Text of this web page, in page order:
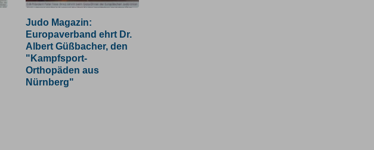
Link
zum
Bild
Magazin:
Europaverband
ehrt
Judo Magazin:
Europaverband ehrt Dr.
Albert Güßbacher, den
"Kampfsport-
Orthopäden aus
Nürnberg"